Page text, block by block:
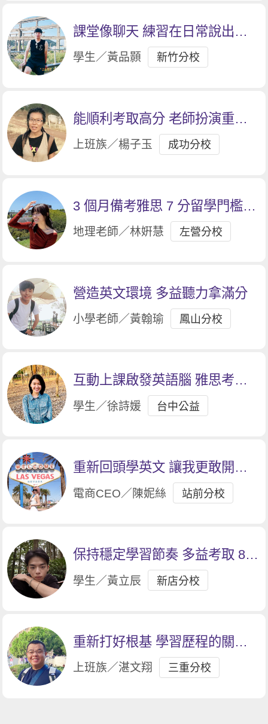
課堂像聊天 練習在日常說出溜
英文
學生／黃品顥 新竹分校
能順利考取高分 老師扮演重要
角色
上班族／楊子玉 成功分校
3 個月備考雅思 7 分留學門檻達
標
地理老師／林姸慧 左營分校
營造英文環境 多益聽力拿滿分
小學老師／黃翰瑜 鳳山分校
互動上課啟發英語腦 雅思考取8
分
學生／徐詩媛 台中公益
重新回頭學英文 讓我更敢開口
說
電商CEO／陳妮絲 站前分校
保持穩定學習節奏 多益考取 895
分
學生／黃立辰 新店分校
重新打好根基 學習歷程的關鍵
轉折點。
上班族／湛文翔 三重分校